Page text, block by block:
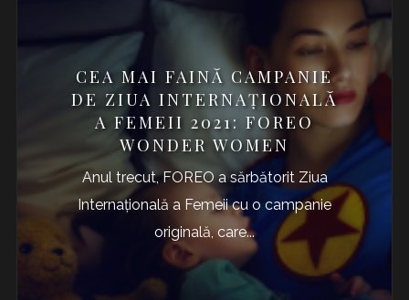
CEA MAI FAINĂ CAMPANIE
DE ZIUA INTERNAȚIONALĂ
A FEMEII 2021: FOREO
WONDER WOMEN
Anul trecut, FOREO a sărbătorit Ziua
Internațională a Femeii cu o campanie
originală, care...